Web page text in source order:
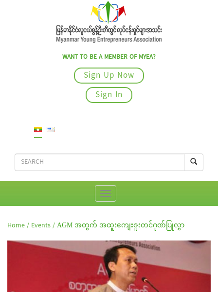
WANT TO BE A MEMBER OF MYEA?
Sign Up Now
Sign In
Home / Events / AGM အတွက် အထူးကျေးဇူးတင်ဂုဏ်ပြုလွှာ